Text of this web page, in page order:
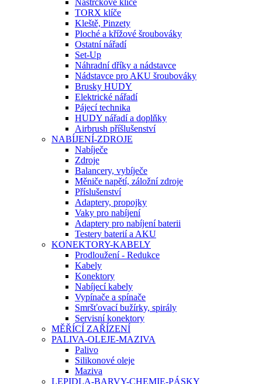
Nástrčkové klíče
TORX klíče
Kleště, Pinzety
Ploché a křížové šroubováky
Ostatní nářadí
Set-Up
Náhradní dříky a nádstavce
Nádstavce pro AKU šroubováky
Brusky HUDY
Elektrické nářadí
Pájecí technika
HUDY nářadí a doplňky
Airbrush příšlušenství
NABÍJENÍ-ZDROJE
Nabíječe
Zdroje
Balancery, vybíječe
Měniče napětí, záložní zdroje
Příslušenství
Adaptery, propojky
Vaky pro nabíjení
Adaptery pro nabíjení baterii
Testery baterií a AKU
KONEKTORY-KABELY
Prodloužení - Redukce
Kabely
Konektory
Nabíjecí kabely
Vypínače a spínače
Smršťovací bužírky, spirály
Servisní konektory
MĚŘÍCÍ ZAŘÍZENÍ
PALIVA-OLEJE-MAZIVA
Palivo
Silikonové oleje
Maziva
LEPIDLA-BARVY-CHEMIE-PÁSKY